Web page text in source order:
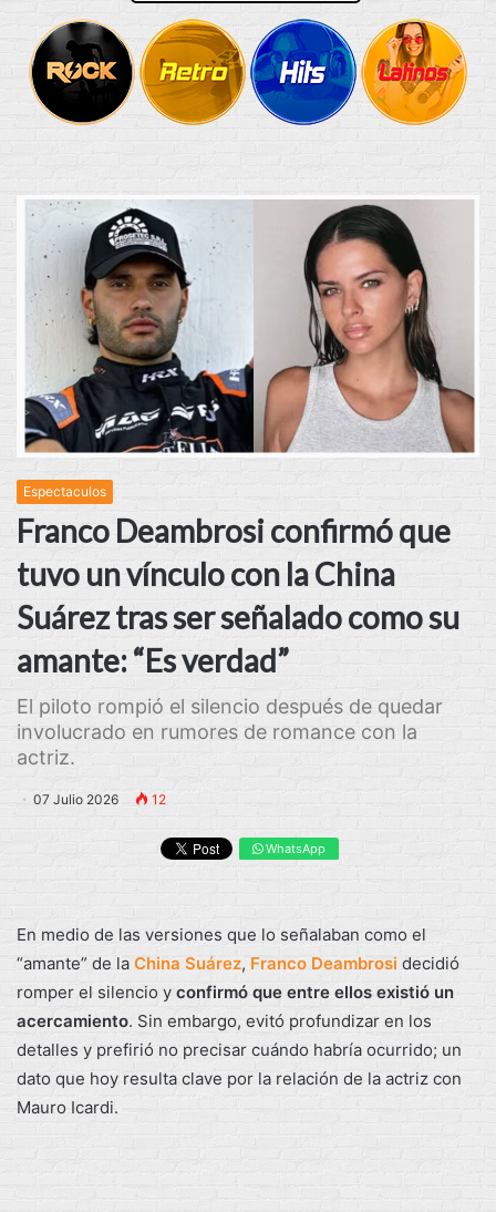
Espectaculos
Franco Deambrosi confirmó que
tuvo un vínculo con la China
Suárez tras ser señalado como su
amante: “Es verdad”
El piloto rompió el silencio después de quedar
involucrado en rumores de romance con la
actriz.
07 Julio 2026 12
WhatsApp
En medio de las versiones que lo señalaban como el
“amante” de la China Suárez, Franco Deambrosi decidió
romper el silencio y confirmó que entre ellos existió un
acercamiento. Sin embargo, evitó profundizar en los
detalles y prefirió no precisar cuándo habría ocurrido; un
dato que hoy resulta clave por la relación de la actriz con
Mauro Icardi.